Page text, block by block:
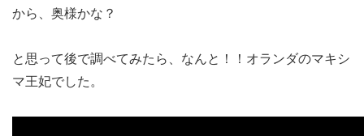
から、奥様かな？
と思って後で調べてみたら、なんと！！オランダのマキシ
マ王妃でした。